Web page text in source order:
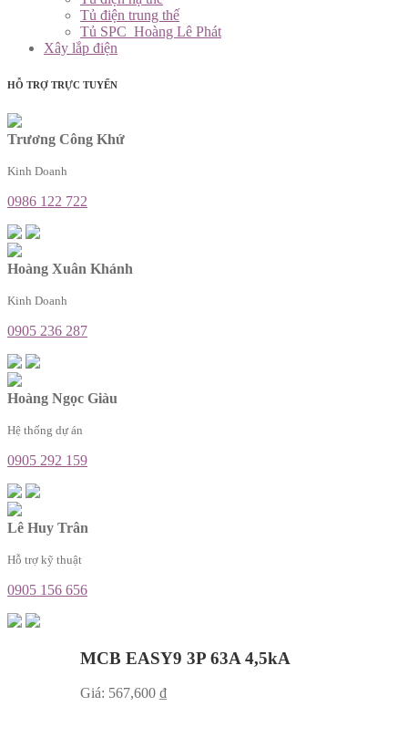
Tủ điện trung thế
Tủ SPC_Hoàng Lê Phát
Xây lắp điện
HỖ TRỢ TRỰC TUYẾN
Trương Công Khứ
Kinh Doanh
0986 122 722
Hoàng Xuân Khánh
Kinh Doanh
0905 236 287
Hoàng Ngọc Giàu
Hệ thống dự án
0905 292 159
Lê Huy Trân
Hỗ trợ kỹ thuật
0905 156 656
MCB EASY9 3P 63A 4,5kA
Giá: 567,600 ₫